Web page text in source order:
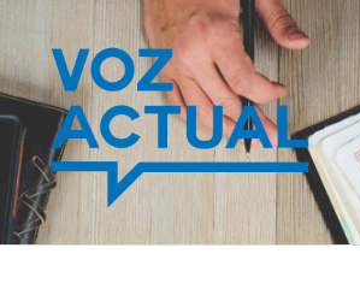
contenido